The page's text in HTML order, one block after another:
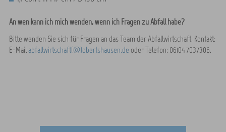
An wen kann ich mich wenden, wenn ich Fragen zu Abfall habe?
Bitte wenden Sie sich für Fragen an das Team der Abfallwirtschaft. Kontakt:
E-Mailabfallwirtschaft(@)obertshausen.de oder Telefon: 06104 7037306.